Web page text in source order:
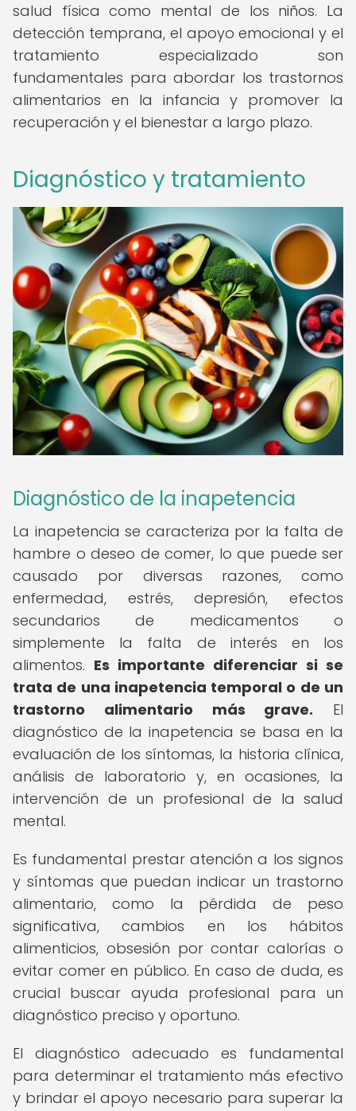
salud física como mental de los niños. La
detección temprana, el apoyo emocional y el
tratamiento especializado son
fundamentales para abordar los trastornos
alimentarios en la infancia y promover la
recuperación y el bienestar a largo plazo.
Diagnóstico y tratamiento
Diagnóstico de la inapetencia
La inapetencia se caracteriza por la falta de
hambre o deseo de comer, lo que puede ser
causado por diversas razones, como
enfermedad, estrés, depresión, efectos
secundarios de medicamentos o
simplemente la falta de interés en los
alimentos. Es importante diferenciar si se
trata de una inapetencia temporal o de un
trastorno alimentario más grave. El
diagnóstico de la inapetencia se basa en la
evaluación de los síntomas, la historia clínica,
análisis de laboratorio y, en ocasiones, la
intervención de un profesional de la salud
mental.
Es fundamental prestar atención a los signos
y síntomas que puedan indicar un trastorno
alimentario, como la pérdida de peso
significativa, cambios en los hábitos
alimenticios, obsesión por contar calorías o
evitar comer en público. En caso de duda, es
crucial buscar ayuda profesional para un
diagnóstico preciso y oportuno.
El diagnóstico adecuado es fundamental
para determinar el tratamiento más efectivo
y brindar el apoyo necesario para superar la